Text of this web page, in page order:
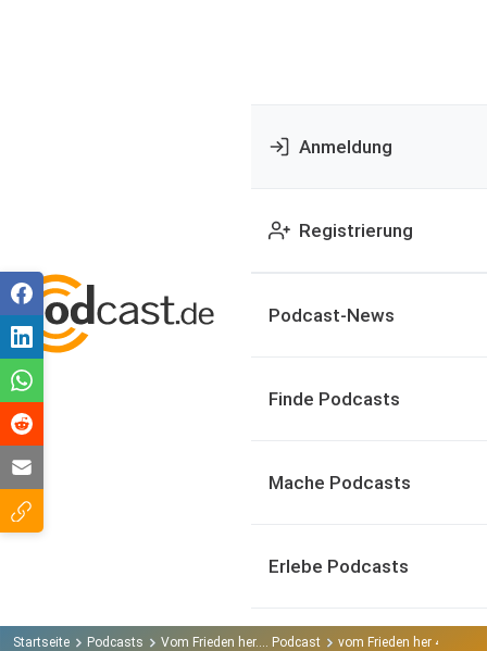
Anmeldung
Registrierung
Podcast-News
Finde Podcasts
Mache Podcasts
Erlebe Podcasts
Startseite Podcasts Vom Frieden her.... Podcast vom Frieden her 47: